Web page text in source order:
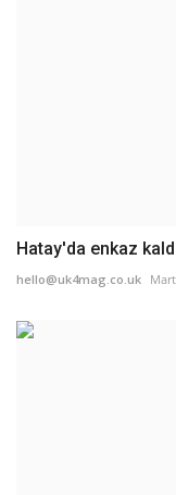
Hatay'da enkaz
hello@uk4mag.co.uk